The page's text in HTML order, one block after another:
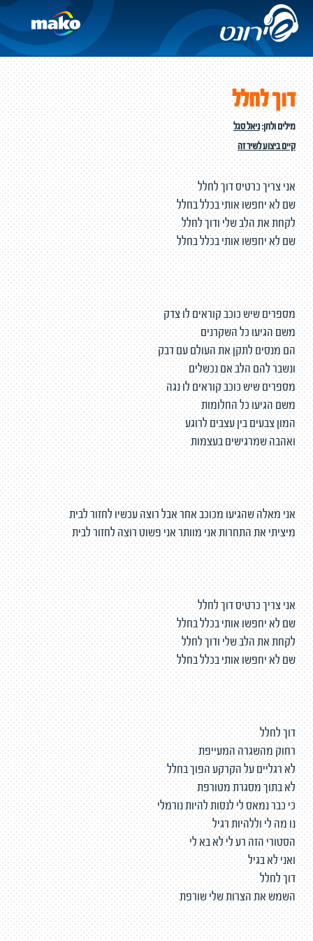
דוך לחלל
מילים ולחן:ניאל סגל
קיים ביצוע לשיר זה
אני צריך כרטיס דוך לחלל
שם לא יחפשו אותי בכלל בחלל
לקחת את הלב שלי ודוך לחלל
שם לא יחפשו אותי בכלל בחלל
מספרים שיש כוכב קוראים לו צדק
משם הגיעו כל השקרנים
הם מנסים לתקן את העולם עם דבק
ונשבר להם הלב אם נכשלים
מספרים שיש כוכב קוראים לו נגה
משם הגיעו כל החלומות
המון צבעים בין עצבים לרוגע
ואהבה שמרגישים בעצמות
אני מאלה שהגיעו מכוכב אחר אבל רוצה עכשיו לחזור לבית
מיציתי את התחרות אני מוותר אני פשוט רוצה לחזור לבית
אני צריך כרטיס דוך לחלל
שם לא יחפשו אותי בכלל בחלל
לקחת את הלב שלי ודוך לחלל
שם לא יחפשו אותי בכלל בחלל
דוך לחלל
רחוק מהשגרה המעייפת
לא רגליים על הקרקע הפוך בחלל
לא בתוך מסגרת מטורפת
כי כבר נמאס לי לנסות להיות נורמלי
נו מה לי וללהיות רגיל
הסטורי הזה רע לי לא בא לי
ואני לא בגיל
דוך לחלל
השמש את הצרות שלי שורפת